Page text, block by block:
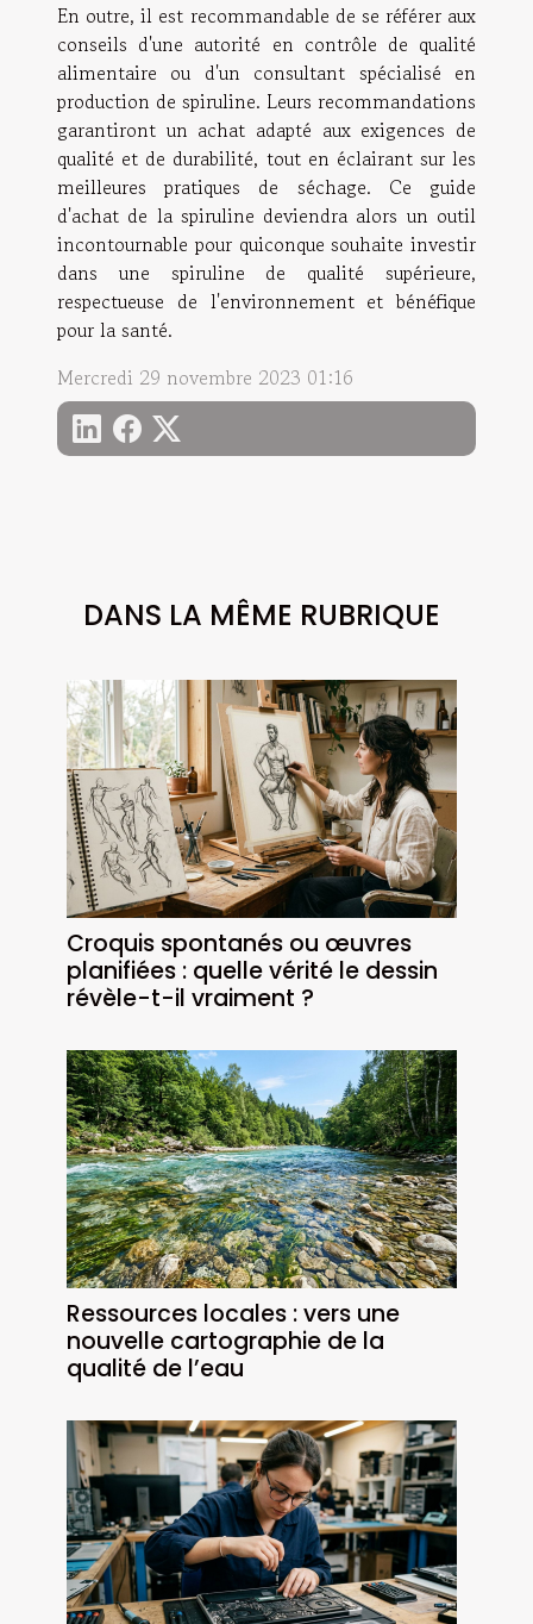
En outre, il est recommandable de se référer aux
conseils d'une autorité en contrôle de qualité
alimentaire ou d'un consultant spécialisé en
production de spiruline. Leurs recommandations
garantiront un achat adapté aux exigences de
qualité et de durabilité, tout en éclairant sur les
meilleures pratiques de séchage. Ce guide
d'achat de la spiruline deviendra alors un outil
incontournable pour quiconque souhaite investir
dans une spiruline de qualité supérieure,
respectueuse de l'environnement et bénéfique
pour la santé.
Mercredi 29 novembre 2023 01:16
DANS LA MÊME RUBRIQUE
Croquis spontanés ou œuvres
planifiées : quelle vérité le dessin
révèle-t-il vraiment ?
Ressources locales : vers une
nouvelle cartographie de la
qualité de l’eau